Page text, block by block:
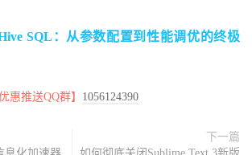
SQL：从参数配置到性能调优的终极
惠推送QQ群】 1056124390
下一篇